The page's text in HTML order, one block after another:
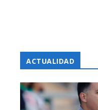
ACTUALIDAD